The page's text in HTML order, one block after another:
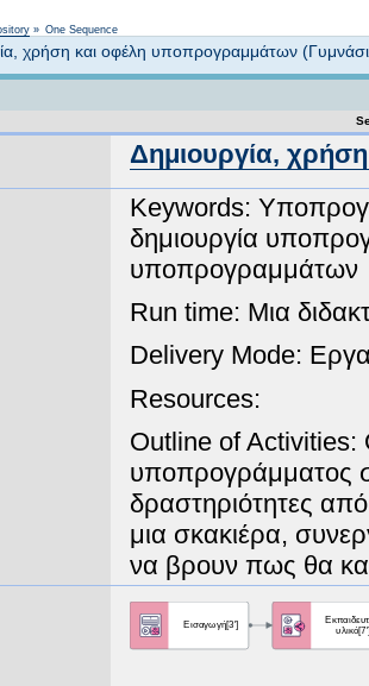
» One Sequence
χρήση και οφέλη υποπρογραμμάτων
Δημιουργία,
Keywords:
δημιουργία
υποπρογραμμάτων
Run time: Μια
Delivery Mode:
Resources:
Outline of Activities:
υποπρογράμματος
δραστηριότητες
μια σκακιέρα,
να βρουν πως θα